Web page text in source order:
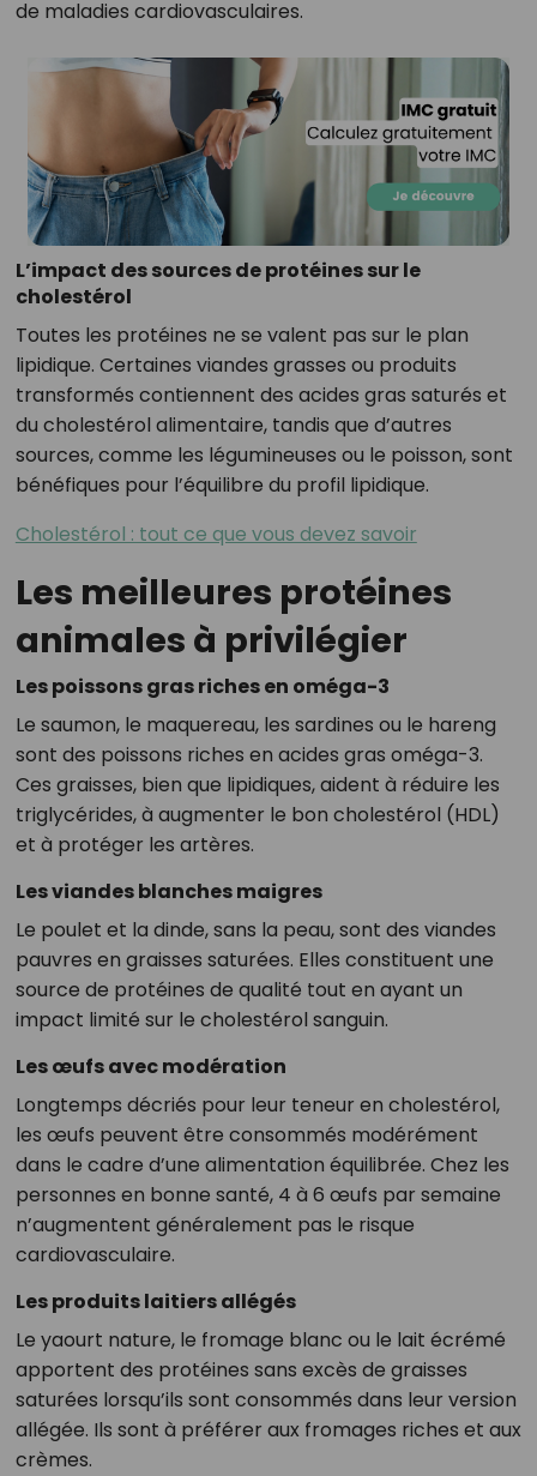
de maladies cardiovasculaires.
L’impact des sources de protéines sur le
cholestérol
Toutes les protéines ne se valent pas sur le plan
lipidique. Certaines viandes grasses ou produits
transformés contiennent des acides gras saturés et
du cholestérol alimentaire, tandis que d’autres
sources, comme les légumineuses ou le poisson, sont
bénéfiques pour l’équilibre du profil lipidique.
Cholestérol : tout ce que vous devez savoir
Les meilleures protéines
animales à privilégier
Les poissons gras riches en oméga-3
Le saumon, le maquereau, les sardines ou le hareng
sont des poissons riches en acides gras oméga-3.
Ces graisses, bien que lipidiques, aident à réduire les
triglycérides, à augmenter le bon cholestérol (HDL)
et à protéger les artères.
Les viandes blanches maigres
Le poulet et la dinde, sans la peau, sont des viandes
pauvres en graisses saturées. Elles constituent une
source de protéines de qualité tout en ayant un
impact limité sur le cholestérol sanguin.
Les œufs avec modération
Longtemps décriés pour leur teneur en cholestérol,
les œufs peuvent être consommés modérément
dans le cadre d’une alimentation équilibrée. Chez les
personnes en bonne santé, 4 à 6 œufs par semaine
n’augmentent généralement pas le risque
cardiovasculaire.
Les produits laitiers allégés
Le yaourt nature, le fromage blanc ou le lait écrémé
apportent des protéines sans excès de graisses
saturées lorsqu’ils sont consommés dans leur version
allégée. Ils sont à préférer aux fromages riches et aux
crèmes.